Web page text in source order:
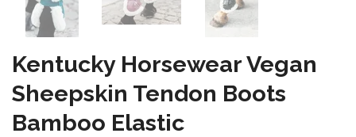
Kentucky Horsewear Vegan
Sheepskin Tendon Boots
Bamboo Elastic